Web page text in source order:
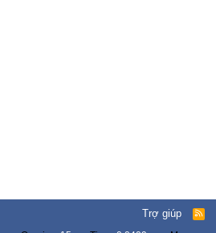
Trợ giúp
R